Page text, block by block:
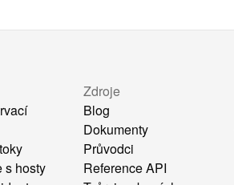
s hosty
Zdroje
Blog
Dokumenty
Průvodci
Reference API